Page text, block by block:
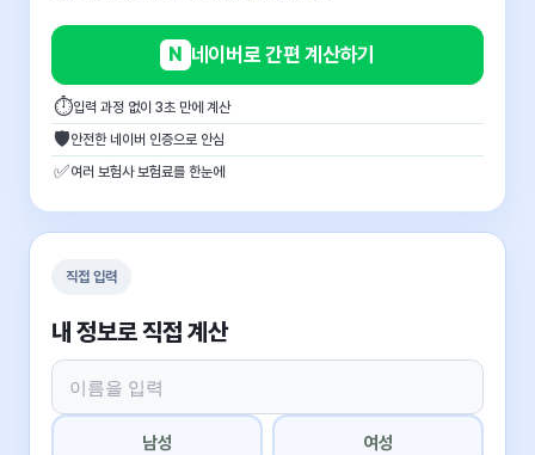
N 네이버로 간편 계산하기
⏱입력 과정 없이 3초 만에 계산
🛡안전한 네이버 인증으로 안심
✅여러 보험사 보험료를 한눈에
직접 입력
내 정보로 직접 계산
남성 여성